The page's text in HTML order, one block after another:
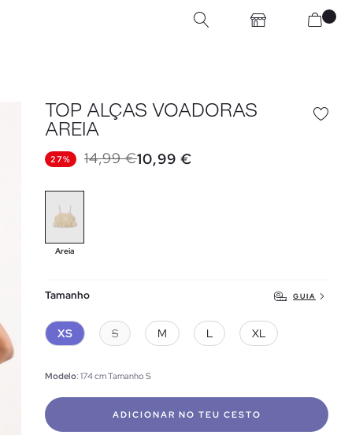
TOP ALÇAS VOADORAS
AREIA
27% 14,99 €10,99 €
Areia
Tamanho GUIA
XS S M L XL
Modelo: 174 cm Tamanho S
ADICIONAR NO TEU CESTO